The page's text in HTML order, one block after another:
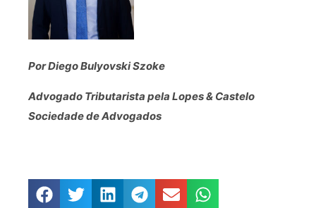
Por Diego Bulyovski Szoke
Advogado Tributarista pela Lopes & Castelo
Sociedade de Advogados